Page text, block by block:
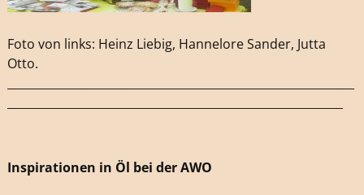
Foto von links: Heinz Liebig, Hannelore Sander, Jutta
Otto.
Inspirationen in Öl bei der AWO